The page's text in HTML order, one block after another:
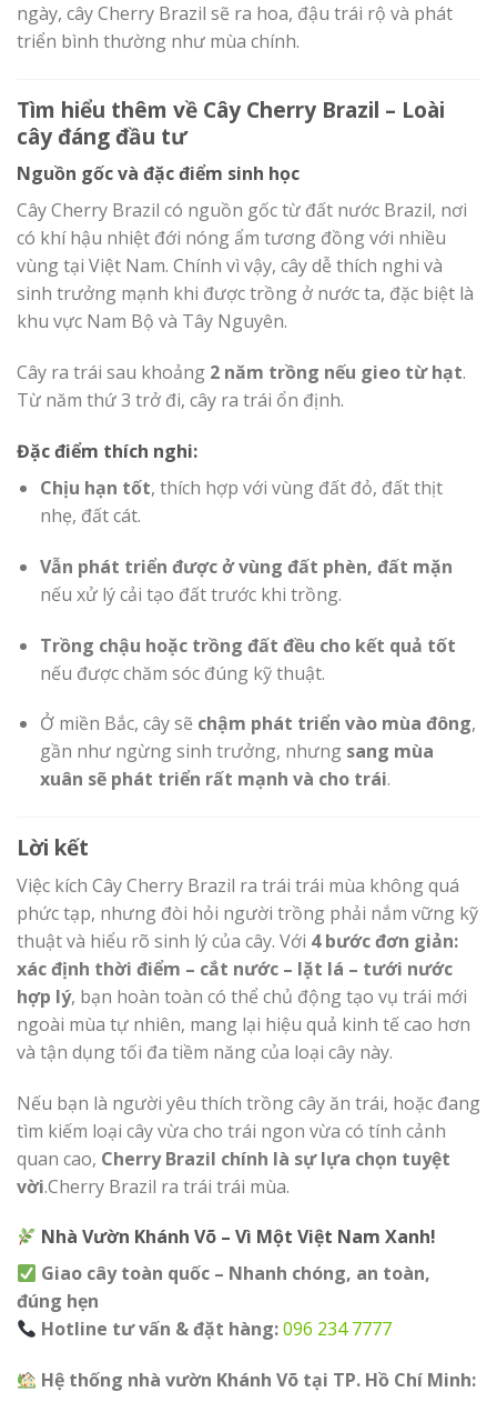
ngày, cây Cherry Brazil sẽ ra hoa, đậu trái rộ và phát
triển bình thường như mùa chính.
Tìm hiểu thêm về Cây Cherry Brazil – Loài
cây đáng đầu tư
Nguồn gốc và đặc điểm sinh học
Cây Cherry Brazil có nguồn gốc từ đất nước Brazil, nơi
có khí hậu nhiệt đới nóng ẩm tương đồng với nhiều
vùng tại Việt Nam. Chính vì vậy, cây dễ thích nghi và
sinh trưởng mạnh khi được trồng ở nước ta, đặc biệt là
khu vực Nam Bộ và Tây Nguyên.
Cây ra trái sau khoảng 2 năm trồng nếu gieo từ hạt.
Từ năm thứ 3 trở đi, cây ra trái ổn định.
Đặc điểm thích nghi:
Chịu hạn tốt, thích hợp với vùng đất đỏ, đất thịt
nhẹ, đất cát.
Vẫn phát triển được ở vùng đất phèn, đất mặn
nếu xử lý cải tạo đất trước khi trồng.
Trồng chậu hoặc trồng đất đều cho kết quả tốt
nếu được chăm sóc đúng kỹ thuật.
Ở miền Bắc, cây sẽ chậm phát triển vào mùa đông,
gần như ngừng sinh trưởng, nhưng sang mùa
xuân sẽ phát triển rất mạnh và cho trái.
Lời kết
Việc kích Cây Cherry Brazil ra trái trái mùa không quá
phức tạp, nhưng đòi hỏi người trồng phải nắm vững kỹ
thuật và hiểu rõ sinh lý của cây. Với 4 bước đơn giản:
xác định thời điểm – cắt nước – lặt lá – tưới nước
hợp lý, bạn hoàn toàn có thể chủ động tạo vụ trái mới
ngoài mùa tự nhiên, mang lại hiệu quả kinh tế cao hơn
và tận dụng tối đa tiềm năng của loại cây này.
Nếu bạn là người yêu thích trồng cây ăn trái, hoặc đang
tìm kiếm loại cây vừa cho trái ngon vừa có tính cảnh
quan cao, Cherry Brazil chính là sự lựa chọn tuyệt
vời.Cherry Brazil ra trái trái mùa.
Nhà Vườn Khánh Võ – Vì Một Việt Nam Xanh!
Giao cây toàn quốc – Nhanh chóng, an toàn,
đúng hẹn
Hotline tư vấn & đặt hàng:096 234 7777
Hệ thống nhà vườn Khánh Võ tại TP. Hồ Chí Minh: